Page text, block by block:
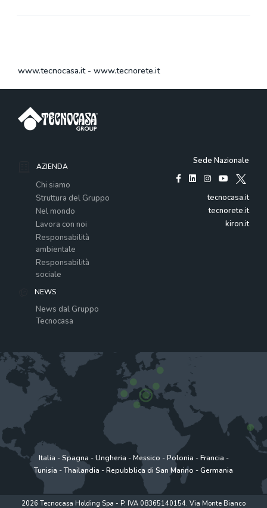
www.tecnocasa.it- www.tecnorete.it
AZIENDA
Chi siamo
Struttura del Gruppo
Nel mondo
Lavora con noi
Responsabilità
ambientale
Responsabilità
sociale
NEWS
News dal Gruppo
Tecnocasa
Sede Nazionale
tecnocasa.it
tecnorete.it
kiron.it
Italia -Spagna -Ungheria -Messico -Polonia -Francia -
Tunisia -Thailandia -Repubblica di San Marino -Germania
2026 Tecnocasa Holding Spa - P. IVA 08365140154. Via Monte Bianco